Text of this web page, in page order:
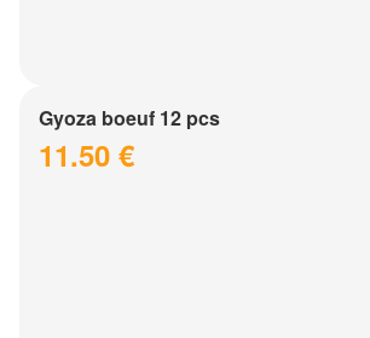
Gyoza boeuf 12 pcs
11.50 €